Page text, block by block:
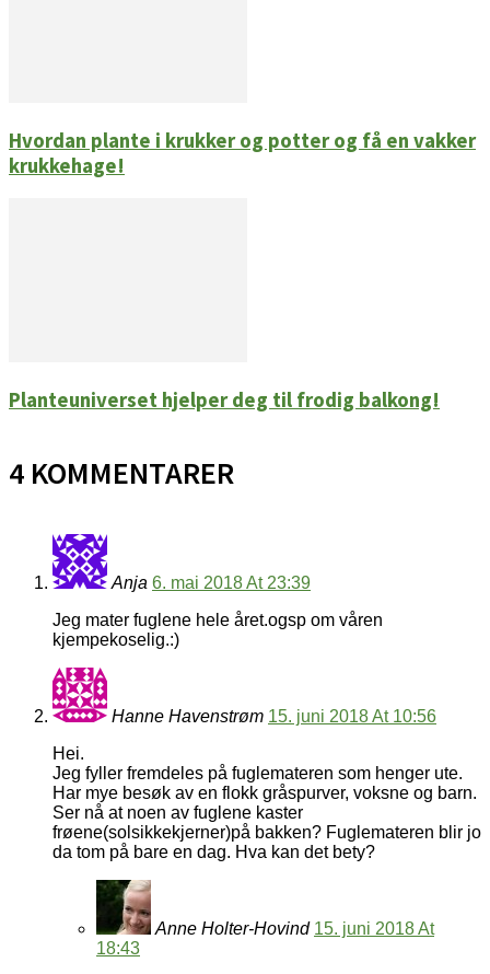
Hvordan plante i krukker og potter og få en vakker
krukkehage!
Planteuniverset hjelper deg til frodig balkong!
4 KOMMENTARER
Anja 6. mai 2018 At 23:39
Jeg mater fuglene hele året.ogsp om våren
kjempekoselig.:)
Hanne Havenstrøm 15. juni 2018 At 10:56
Hei.
Jeg fyller fremdeles på fuglemateren som henger ute.
Har mye besøk av en flokk gråspurver, voksne og barn.
Ser nå at noen av fuglene kaster
frøene(solsikkekjerner)på bakken? Fuglemateren blir jo
da tom på bare en dag. Hva kan det bety?
Anne Holter-Hovind 15. juni 2018 At
18:43